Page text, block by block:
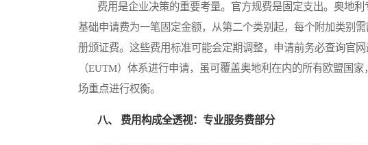
费用是企业决策的重要考量。官方规费是固定支出。奥地利
基础申请费为一笔固定金额，从第二个类别起，每个附加类别
册颁证费。这些费用标准可能会定期调整，申请前务必查询官
（EUTM）体系进行申请，虽可覆盖奥地利在内的所有欧盟国
场重点进行权衡。
八、 费用构成全透视：专业服务费部分